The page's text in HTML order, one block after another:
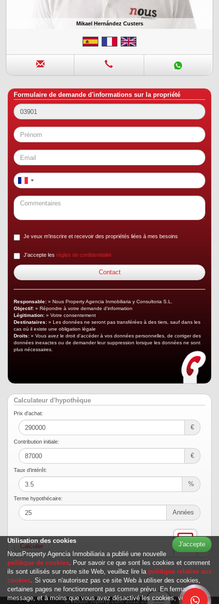
Toggle navigation
Mikael Hernández Custers
Formulaire de demande d'informations sur la propriété
Je veux m'inscrire et recevoir des propriétés liées à mes besoins
J'accepte les règles de confidentialité
Responsable: » Nous Property Agencia Inmobiliaria y Consultoria S.L.
Objectif: » Répondre à votre demande d'information
Légitimation: » Votre consentement
Destinataires: » Les données ne seront pas transférées à des tiers, sauf dans les
cas où il existe une obligation légale
Droits: » Vous avez le droit d'accéder à vos données personnelles, de corriger des
données inexactes ou de demander leur suppression lorsque les données ne sont
plus nécessaires.
Calculateur d'hypothèque
Prix ​​d'achat:
€
Contribution initiale:
€
Taux d'intérêt:
%
Terme hypothécaire:
Années
© NousProperty.com 2012-2026
J'accepte
Utilisation des cookies
NousProperty Agencia Inmobiliaria a publié une nouvelle
politique de cookies. Pour savoir ce que sont les cookies et comment
ils sont utilisés sur notre site Web, veuillez lire la politique relative aux
cookies. Si vous n'autorisez pas ce site Web à utiliser des cookies,
certaines pages ne fonctionneront pas comme prévu. En fermant ce
message, et à moins que vous avez désactivé les cookies, vous